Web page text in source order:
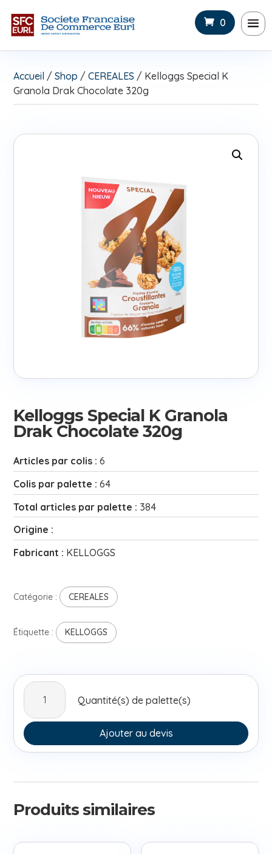
0
Accueil /Shop /CEREALES / Kelloggs Special K
Granola Drak Chocolate 320g
Kelloggs Special K Granola
Drak Chocolate 320g
Articles par colis :6
Colis par palette :64
Total articles par palette : 384
Origine :
Fabricant : KELLOGGS
Catégorie : CEREALES
Étiquette : KELLOGGS
quantité
Kelloggs
Special
K
320g
Quantité(s) de palette(s)
Ajouter au devis
Produits similaires